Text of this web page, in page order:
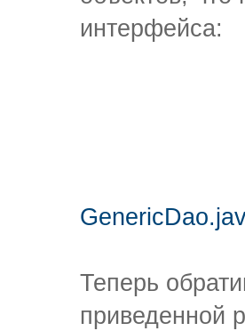
интерфейса:
Теперь
приведенной